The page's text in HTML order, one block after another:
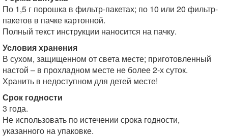
По 1,5 г порошка в фильтр-пакетах; по 10 или 20 фильтр-
пакетов в пачке картонной.
Полный текст инструкции наносится на пачку.
Условия хранения
В сухом, защищенном от света месте; приготовленный
настой – в прохладном месте не более 2-х суток.
Хранить в недоступном для детей месте!
Срок годности
3 года.
Не использовать по истечении срока годности,
указанного на упаковке.